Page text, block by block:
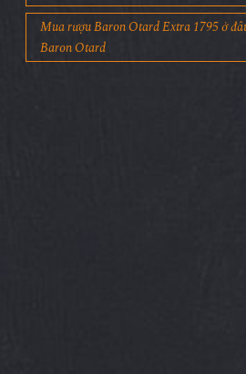
Mua rượu Baron Otard Extra 1795 ở
Baron Otard